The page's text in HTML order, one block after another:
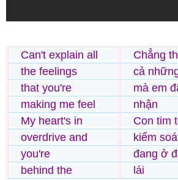
Can't explain all
the feelings
that you're
making me feel
My heart's in
overdrive and
you're
behind the
Chẳng
cả
mà em
nhận
Con tim
kiểm
đang ở
lái